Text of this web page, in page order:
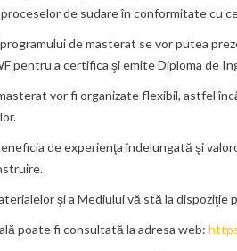
de sudare în conformitate cu
de masterat se vor putea
pentru a certifica şi emite Diploma de
vor fi organizate flexibil, astfel
de experienţa îndelungată şi
şi a Mediului vă stă la
poate fi consultată la adresa web: